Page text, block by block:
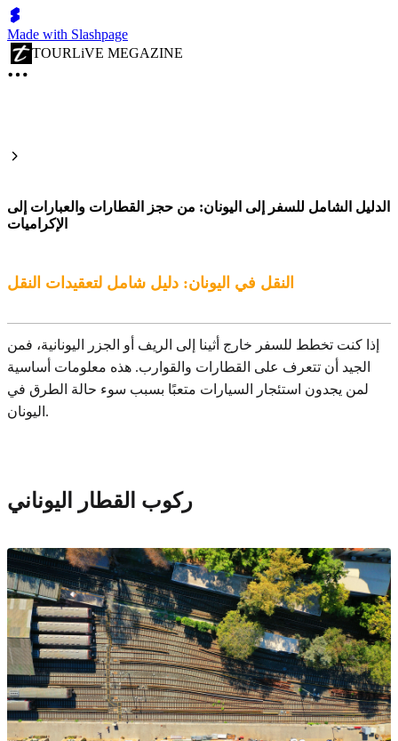
Made with Slashpage
TOURLiVE MEGAZINE
الدليل الشامل للسفر إلى اليونان: من حجز القطارات والعبارات إلى
الإكراميات
النقل في اليونان: دليل شامل لتعقيدات النقل
إذا كنت تخطط للسفر خارج أثينا إلى الريف أو الجزر اليونانية، فمن
الجيد أن تتعرف على القطارات والقوارب. هذه معلومات أساسية
لمن يجدون استئجار السيارات متعبًا بسبب سوء حالة الطرق في
اليونان.
ركوب القطار اليوناني